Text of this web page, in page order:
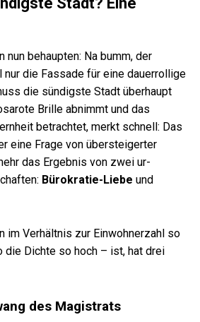
nun behaupten: Na bumm, der
nur die Fassade für eine dauerrollige
die sündigste Stadt überhaupt
Brille abnimmt und das
betrachtet, merkt schnell: Das
eine Frage von übersteigerter
das Ergebnis von zwei ur-
Bürokratie-Liebe und
im Verhältnis zur Einwohnerzahl so
die Dichte so hoch – ist, hat drei
des Magistrats